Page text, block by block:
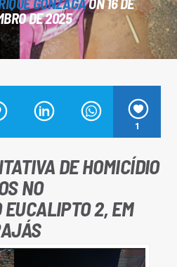
DE 2025
1
DE HOMICÍDIO
NO
EUCALIPTO 2, EM